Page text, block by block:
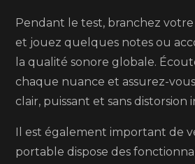
Pendant le test, branchez votre
et jouez quelques notes ou
la qualité sonore globale.
chaque nuance et assurez-
clair, puissant et sans distorsion
Il est également important de
portable dispose des